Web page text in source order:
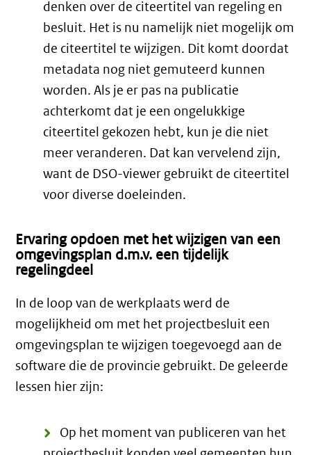
denken over de citeertitel van regeling en
besluit. Het is nu namelijk niet mogelijk om
de citeertitel te wijzigen. Dit komt doordat
metadata nog niet gemuteerd kunnen
worden. Als je er pas na publicatie
achterkomt dat je een ongelukkige
citeertitel gekozen hebt, kun je die niet
meer veranderen. Dat kan vervelend zijn,
want de DSO-viewer gebruikt de citeertitel
voor diverse doeleinden.
Ervaring opdoen met het wijzigen van een
omgevingsplan d.m.v. een tijdelijk
regelingdeel
In de loop van de werkplaats werd de
mogelijkheid om met het projectbesluit een
omgevingsplan te wijzigen toegevoegd aan de
software die de provincie gebruikt. De geleerde
lessen hier zijn:
Op het moment van publiceren van het